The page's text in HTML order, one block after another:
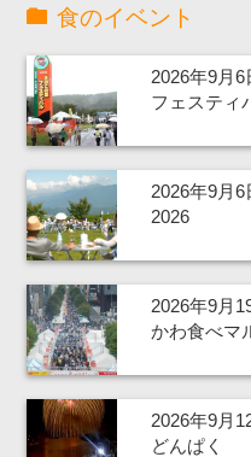
食のイベント
2026年9月
フェスティ
2026年9月
2026
2026年9月
かわ食べマ
2026年9月
どんぱく